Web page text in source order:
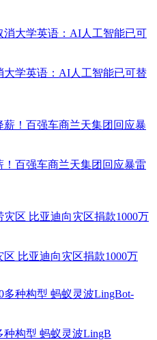
大学英语：AI人工智能已可替
百强车商兰天集团回应暴雷
比亚迪向灾区捐款1000万
种构型 蚂蚁灵波LingB